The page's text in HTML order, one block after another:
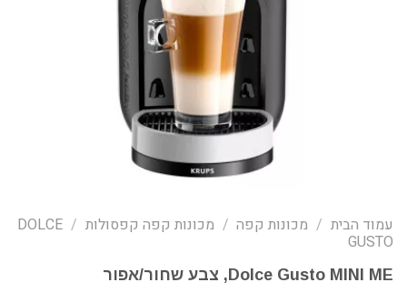
עמוד הבית / מכונות קפה / מכונות קפה קפסולות /
DOLCE
GUSTO
Dolce Gusto MINI ME, צבע שחור/אפור